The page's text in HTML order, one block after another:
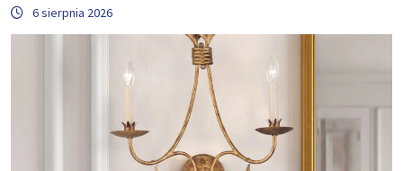
6 sierpnia 2026